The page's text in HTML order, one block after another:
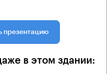
презентацию
в этом здании: